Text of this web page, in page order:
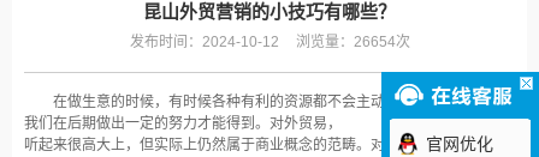
昆山外贸营销的小技巧有哪些？
发布时间：2024-10-12 浏览量：26654次
在做生意的时候，有时候各种有利的资源都不会主动送货上门，而是需要
我们在后期做出一定的努力才能得到。对外贸易，
听起来很高大上，但实际上仍然属于商业概念的范畴。对外贸易一般都是大生
官网优化